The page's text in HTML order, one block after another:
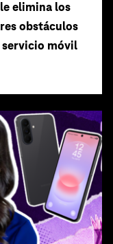
elimina los
obstáculos
servicio móvil